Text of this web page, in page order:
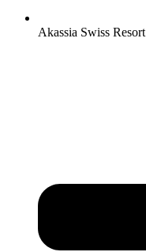
Akassia Swiss Resort